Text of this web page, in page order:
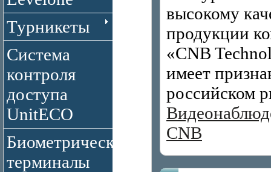
Турникеты
Система
контроля
доступа
UnitECO
Биометрические
терминалы
высокому
продукции
«CNB
имеет
российском
CNB